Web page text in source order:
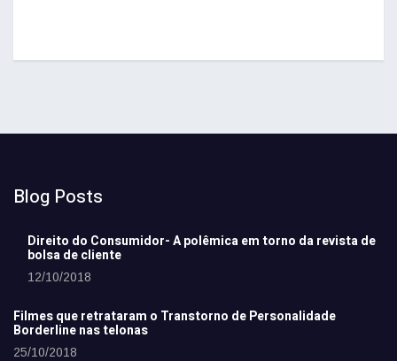
Blog Posts
Direito do Consumidor- A polêmica em torno da revista de
bolsa de cliente
12/10/2018
Filmes que retrataram o Transtorno de Personalidade
Borderline nas telonas
25/10/2018